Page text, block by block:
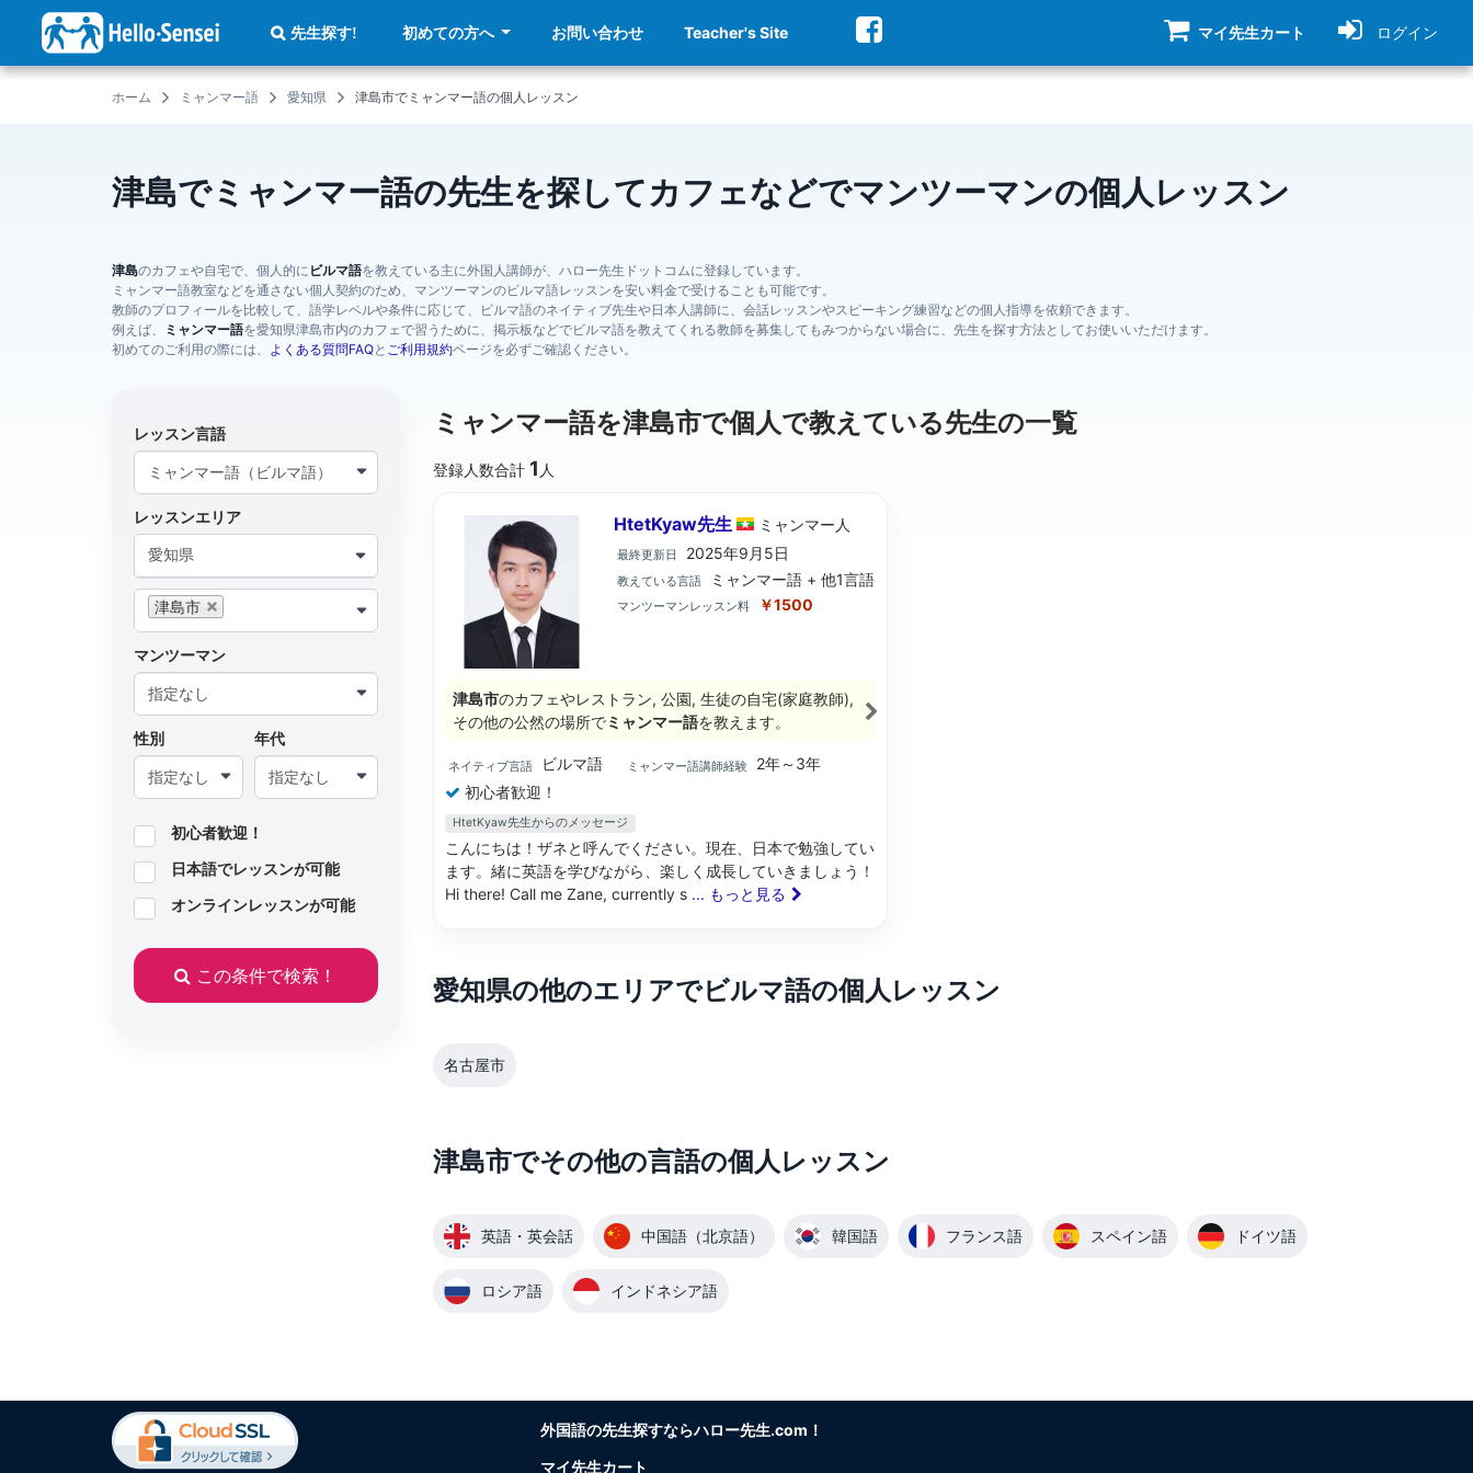
ン
先生探す! 初めての方へ お問い合わせ Teacher's Site マイ先生カート ログイン
ホーム ミャンマー語 愛知県 津島市でミャンマー語の個人レッスン
津島でミャンマー語の先生を探してカフェなどでマンツーマンの個人レッスン
津島のカフェや自宅で、個人的に ビルマ語を教えている主に外国人講師が、ハロー先生ドットコムに登録しています。
ミャンマー語教室などを通さない個人契約のため、マンツーマンのビルマ語レッスンを安い料金で受けることも可能です。
教師のプロフィールを比較して、語学レベルや条件に応じて、ビルマ語のネイティブ先生や日本人講師に、会話レッスンやスピーキング練習などの個人指導を依頼できます。
例えば、
ミャンマー語を愛知県津島市内のカフェで習うために、掲示板などでビルマ語を教えてくれる教師を募集してもみつからない場合に、先生を探す方法としてお使いいただけます。
初めてのご利用の際には、 よくある質問FAQと ご利用規約ページを必ずご確認ください。
レッスン言語
レッスンエリア
愛知県
津島市
マンツーマン
性別 年代
初心者歓迎！
日本語でレッスンが可能
オンラインレッスンが可能
この条件で検索！
ミャンマー語を津島市で個人で教えている先生の一覧
登録人数合計 1 人
HtetKyaw先生 ミャンマー 人
最終更新日 2025年9月5日
教えている言語 ミャンマー語 + 他1言語
マンツーマンレッスン料 ￥1500
津島市のカフェやレストラン, 公園, 生徒の自宅(家庭教師),
その他の公然の場所でミャンマー語を教えます。
ネイティブ言語 ビルマ語 ミャンマー語講師経験
2年～3年
初心者歓迎！
HtetKyaw先生からのメッセージ
こんにちは！ザネと呼んでください。現在、日本で勉強してい
ます。緒に英語を学びながら、楽しく成長していきましょう！
Hi there! Call me Zane, currently s ... もっと見る
愛知県の他のエリアでビルマ語の個人レッスン
名古屋市
津島市でその他の言語の個人レッスン
英語・英会話 中国語（北京語） 韓国語 フランス語 スペイン語 ドイツ語
ロシア語 インドネシア語
外国語の先生探すならハロー先生.com！
マイ先生カート